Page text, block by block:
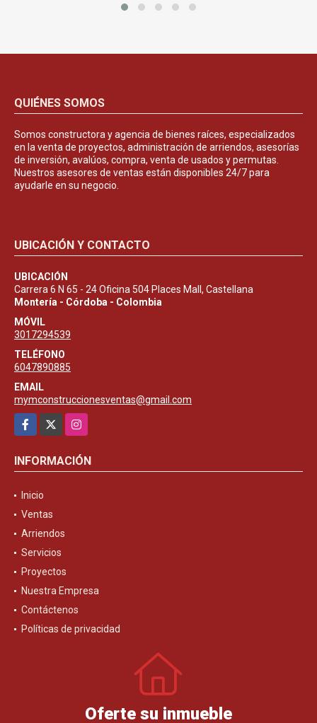
QUIÉNES SOMOS
Somos constructora y agencia de bienes raíces, especializados
en la venta de proyectos, administración de arriendos, asesorías
de inversión, avalúos, compra, venta de usados y permutas.
Nuestros asesores de ventas están disponibles 24/7 para
ayudarle en su negocio.
UBICACIÓN Y CONTACTO
UBICACIÓN
Carrera 6 N 65 - 24 Oficina 504 Places Mall, Castellana
Montería - Córdoba - Colombia
MÓVIL
3017294539
TELÉFONO
6047890885
EMAIL
mymconstruccionesventas@gmail.com
Facebook
Instagram
INFORMACIÓN
Inicio
Ventas
Arriendos
Servicios
Proyectos
Nuestra Empresa
Contáctenos
Políticas de privacidad
Oferte su inmueble